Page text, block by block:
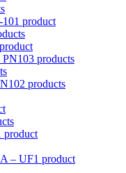
1 product
3 products
2 products
product
– UF1 product